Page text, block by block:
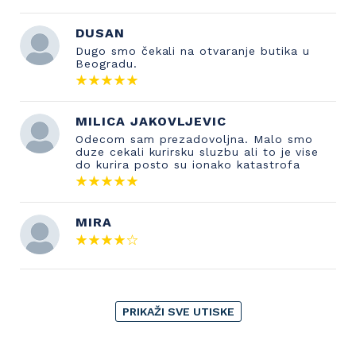
DUSAN
Dugo smo čekali na otvaranje butika u
Beogradu.
MILICA JAKOVLJEVIC
Odecom sam prezadovoljna. Malo smo
duze cekali kurirsku sluzbu ali to je vise
do kurira posto su ionako katastrofa
MIRA
PRIKAŽI SVE UTISKE